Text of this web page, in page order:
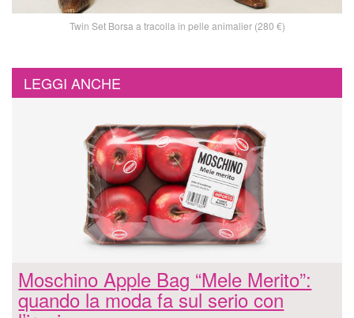
Twin Set Borsa a tracolla in pelle animalier (280 €)
LEGGI ANCHE
Moschino Apple Bag “Mele Merito”:
quando la moda fa sul serio con